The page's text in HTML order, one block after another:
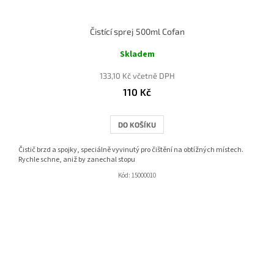
Čistící sprej 500ml Cofan
Skladem
133,10 Kč včetně DPH
110 Kč
DO KOŠÍKU
Čistič brzd a spojky, speciálně vyvinutý pro čištění na obtížných místech.
Rychle schne, aniž by zanechal stopu
Kód: 15000010